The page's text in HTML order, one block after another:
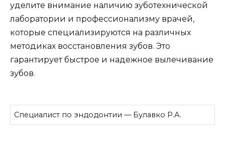
уделите внимание наличию зуботехнической
лаборатории и профессионализму врачей,
которые специализируются на различных
методиках восстановления зубов. Это
гарантирует быстрое и надежное вылечивание
зубов.
Специалист по эндодонтии — Булавко Р.А.